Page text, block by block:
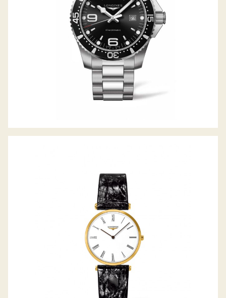
LA GRANDE CLASSIQUE DE LONGINES